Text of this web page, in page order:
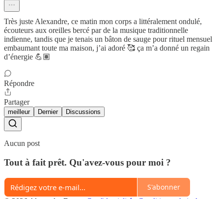
Très juste Alexandre, ce matin mon corps a littéralement ondulé,
écouteurs aux oreilles bercé par de la musique traditionnelle
indienne, tandis que je tenais un bâton de sauge pour rituel mensuel
embaumant toute ma maison, j’ai adoré 🥰 ça m’a donné un regain
d’énergie 💪🏽
Répondre
Partager
meilleur Dernier Discussions
Aucun post
Tout à fait prêt. Qu'avez-vous pour moi ?
S'abonner